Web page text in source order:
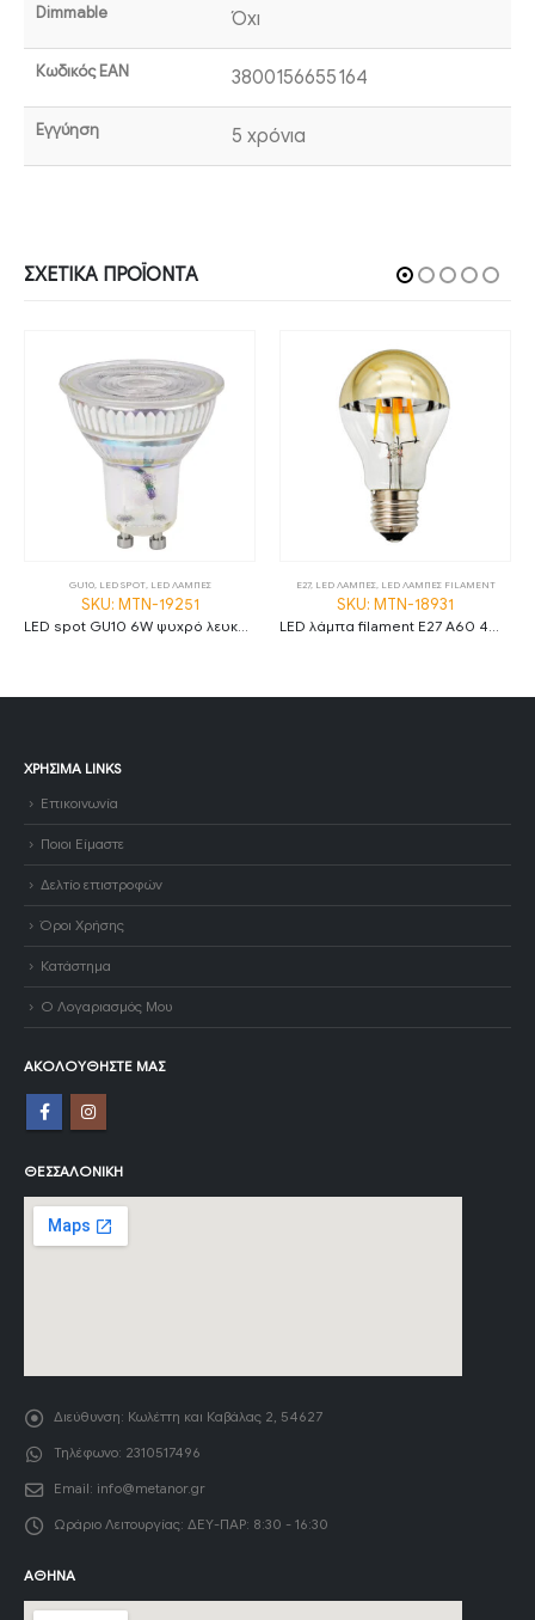
Dimmable Όχι
Κωδικός EAN 3800156655164
Εγγύηση 5 χρόνια
ΣΧΕΤΙΚΆ ΠΡΟΪΌΝΤΑ
GU10, LED SPOT, LED ΛΑΜΠΕΣ
SKU: MTN-19251
E27, LED ΛΑΜΠΕΣ, LED ΛΑΜΠΕΣ FILAMENT
SKU: MTN-18931
ΧΡΉΣΙΜΑ LINKS
Επικοινωνία
Ποιοι Είμαστε
Δελτίο επιστροφών
Όροι Χρήσης
Κατάστημα
Ο Λογαριασμός Μου
ΑΚΟΛΟΥΘΉΣΤΕ ΜΑΣ
ΘΕΣΣΑΛΟΝΊΚΗ
Διεύθυνση: Κωλέττη και Καβάλας 2, 54627
Τηλέφωνο: 2310517496
Email: info@metanor.gr
Ωράριο Λειτουργίας: ΔΕΥ-ΠΑΡ: 8:30 - 16:30
ΑΘΉΝΑ